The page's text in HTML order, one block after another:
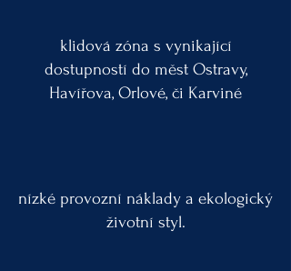
klidová zóna s vynikající
dostupností do měst Ostravy,
Havířova, Orlové, či Karviné
nízké provozní náklady a ekologický
životní styl.